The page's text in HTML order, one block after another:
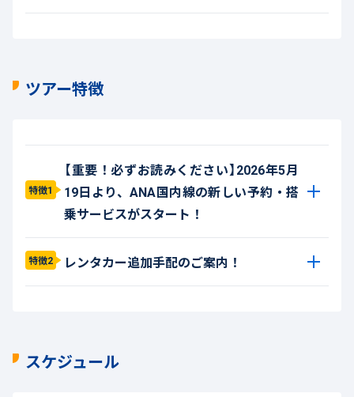
ツアー特徴
特徴1
【重要！必ずお読みください】2026年5月
19日より、ANA国内線の新しい予約・搭
乗サービスがスタート！
特徴2 レンタカー追加手配のご案内！
スケジュール